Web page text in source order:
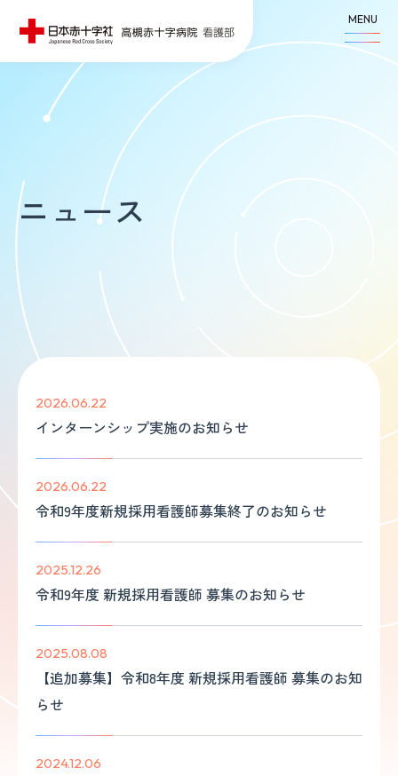
MENU
ニュース
2026.06.22
インターンシップ実施のお知らせ
2026.06.22
令和9年度新規採用看護師募集終了のお知らせ
2025.12.26
令和9年度 新規採用看護師 募集のお知らせ
2025.08.08
【追加募集】令和8年度 新規採用看護師 募集のお知
らせ
2024.12.06